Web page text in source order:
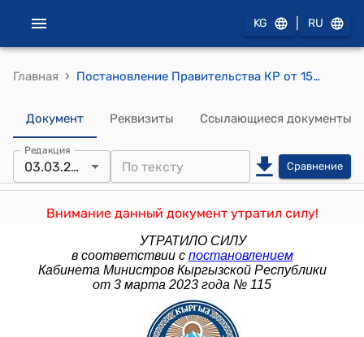
KG RU
Главная › Постановление Правительства КР от 15 сентября 2014 года № 530 "О делегировании отдельных нормотворческих полномочий Правительства Кыргызской Республики ряду государственных органов исполнительной власти"
Документ Реквизиты Ссылающиеся документы
Редакция
03.03.2023 Сравнение
Внимание данный документ утратил силу!